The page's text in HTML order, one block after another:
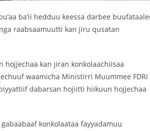
ba’ii hedduu keessa darbee
raabsaamuutti kan jiru qusatan
hojjechaa kan jiran konkolaachiisaa
waamicha Ministirri Muummee FDRI
dabarsan hojiitti hiikuun hojjechaa
konkolaataa fayyadamuu